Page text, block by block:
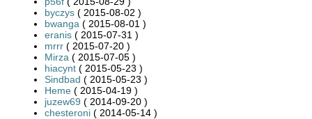
byczys ( 2015-08-02 )
bwanga ( 2015-08-01 )
eranis ( 2015-07-31 )
mrrr ( 2015-07-20 )
Mirza ( 2015-07-05 )
hiacynt ( 2015-05-23 )
Sindbad ( 2015-05-23 )
Heme ( 2015-04-19 )
juzew69 ( 2014-09-20 )
chesteroni ( 2014-05-14 )